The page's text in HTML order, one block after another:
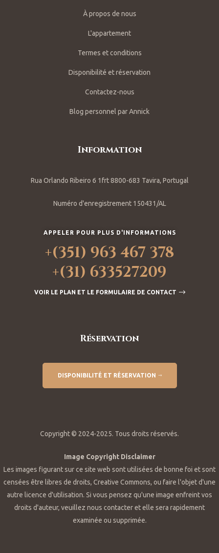
À propos de nous
L'appartement
Termes et conditions
Disponibilité et réservation
Contactez-nous
Blog personnel par Annick
Information
Rua Orlando Ribeiro 6 1frt 8800-683 Tavira, Portugal
Numéro d'enregistrement 150431/AL
APPELER POUR PLUS D'INFORMATIONS
+(351) 963 467 378
+(31) 633527209
VOIR LE PLAN ET LE FORMULAIRE DE CONTACT
Réservation
DISPONIBILITÉ ET RÉSERVATION
Copyright © 2024-2025. Tous droits réservés.
Image Copyright Disclaimer
Les images figurant sur ce site web sont utilisées de bonne foi et sont
censées être libres de droits, Creative Commons, ou faire l'objet d'une
autre licence d'utilisation. Si vous pensez qu'une image enfreint vos
droits d'auteur, veuillez nous contacter et elle sera rapidement
examinée ou supprimée.